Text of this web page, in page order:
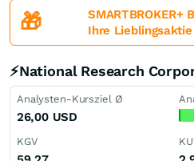
🎁
SMARTBROKER+
Ihre
⚡National Research
Analysten-Kursziel Ø
26,00 USD
KGV